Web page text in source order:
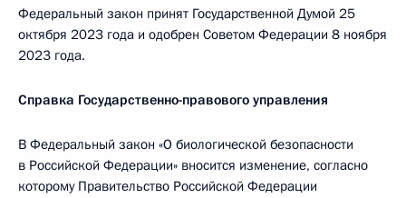
Федеральный закон принят Государственной Думой 25
октября 2023 года и одобрен Советом Федерации 8 ноября
2023 года.
Справка Государственно-правового управления
В Федеральный закон «О биологической безопасности
в Российской Федерации» вносится изменение, согласно
которому Правительство Российской Федерации